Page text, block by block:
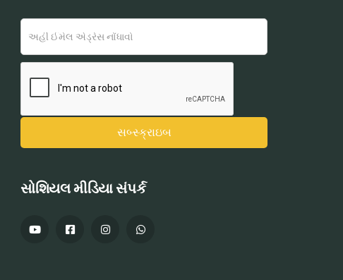
સોશિયલ મીડિયા સંપર્ક